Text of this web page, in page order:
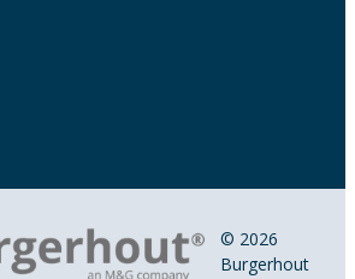
© 2026
Burgerhout